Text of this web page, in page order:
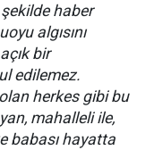
haber
algısını
bir
edilemez.
herkes gibi bu
mahalleli ile,
babası hayatta